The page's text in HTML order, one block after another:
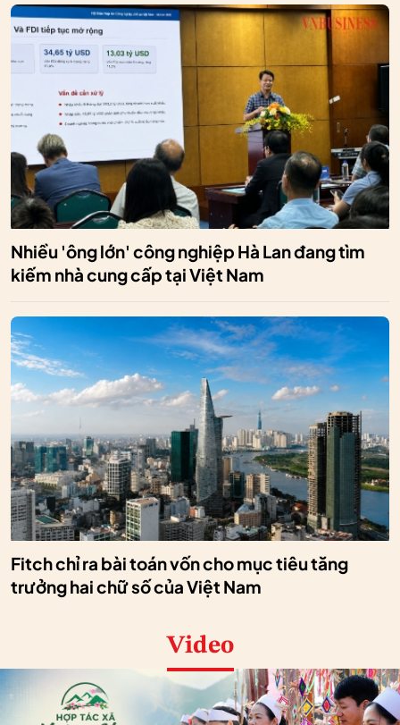
Nhiều 'ông lớn' công nghiệp Hà Lan đang tìm
kiếm nhà cung cấp tại Việt Nam
Fitch chỉ ra bài toán vốn cho mục tiêu tăng
trưởng hai chữ số của Việt Nam
Video